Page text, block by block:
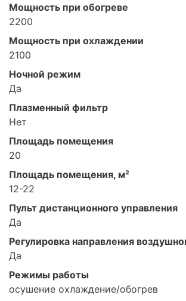
Мощность при обогреве
2200
Мощность при охлаждении
2100
Ночной режим
Да
Плазменный фильтр
Нет
Площадь помещения
20
Площадь помещения, м²
12-22
Пульт дистанционного управления
Да
Регулировка направления
Да
Режимы работы
осушение охлаждение/обогрев